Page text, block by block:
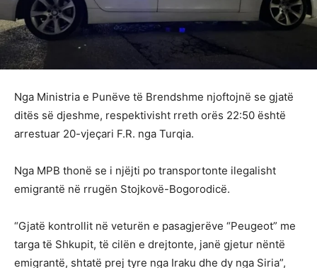
Nga Ministria e Punëve të Brendshme njoftojnë se gjatë
ditës së djeshme, respektivisht rreth orës 22:50 është
arrestuar 20-vjeçari F.R. nga Turqia.
Nga MPB thonë se i njëjti po transportonte ilegalisht
emigrantë në rrugën Stojkovë-Bogorodicë.
“Gjatë kontrollit në veturën e pasagjerëve “Peugeot” me
targa të Shkupit, të cilën e drejtonte, janë gjetur nëntë
emigrantë, shtatë prej tyre nga Iraku dhe dy nga Siria”,